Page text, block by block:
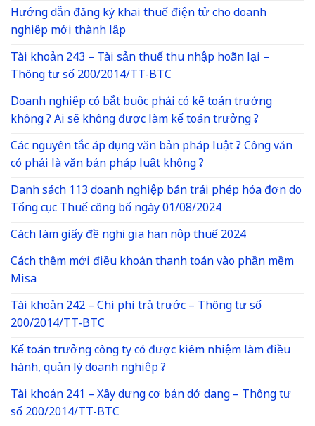
Hướng dẫn đăng ký khai thuế điện tử cho doanh
nghiệp mới thành lập
Tài khoản 243 – Tài sản thuế thu nhập hoãn lại –
Thông tư số 200/2014/TT-BTC
Doanh nghiệp có bắt buộc phải có kế toán trưởng
không ? Ai sẽ không được làm kế toán trưởng ?
Các nguyên tắc áp dụng văn bản pháp luật ? Công văn
có phải là văn bản pháp luật không ?
Danh sách 113 doanh nghiệp bán trái phép hóa đơn do
Tổng cục Thuế công bố ngày 01/08/2024
Cách làm giấy đề nghị gia hạn nộp thuế 2024
Cách thêm mới điều khoản thanh toán vào phần mềm
Misa
Tài khoản 242 – Chi phí trả trước – Thông tư số
200/2014/TT-BTC
Kế toán trưởng công ty có được kiêm nhiệm làm điều
hành, quản lý doanh nghiệp ?
Tài khoản 241 – Xây dựng cơ bản dở dang – Thông tư
số 200/2014/TT-BTC